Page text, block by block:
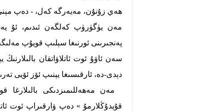
ھەي زۇنۇن، مەيەرگە كەل، - دەپ
مەن يۈگۈرۈپ كەلگەن ئىدىم، ئۇ
پەنجىرىنى ئورنىغا سېلىپ قويۇپ
سەن ئاۋۇ ئوت ئاتلاۋاتقان
دېدى-دە، ئارقىسىغا يېنىپ ئۆز ئۆيى
مەن مەھەللىمىزدىكى بالىلارغا
قۇيدۇڭلارمۇ » دەپ ۋارقىراپ ئوت